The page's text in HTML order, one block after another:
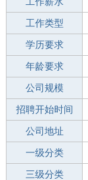
招聘人数
工作类型
性别要求
学历要求
工作经验
年龄要求
工作地点
公司规模
公司电话
招聘开始时间
招聘结束时间
公司地址
一级分类
二级分类
三级分类